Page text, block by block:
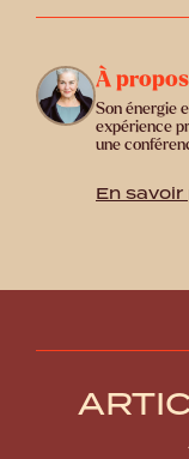
À
Son énergie
expérience
une
En savoir